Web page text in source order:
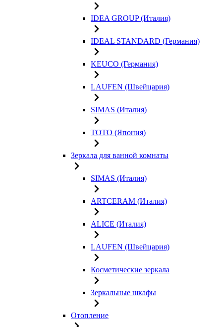
IDEA GROUP (Италия)
IDEAL STANDARD (Германия)
KEUCO (Германия)
LAUFEN (Швейцария)
SIMAS (Италия)
TOTO (Япония)
Зеркала для ванной комнаты
SIMAS (Италия)
ARTCERAM (Италия)
ALICE (Италия)
LAUFEN (Швейцария)
Косметические зеркала
Зеркальные шкафы
Отопление